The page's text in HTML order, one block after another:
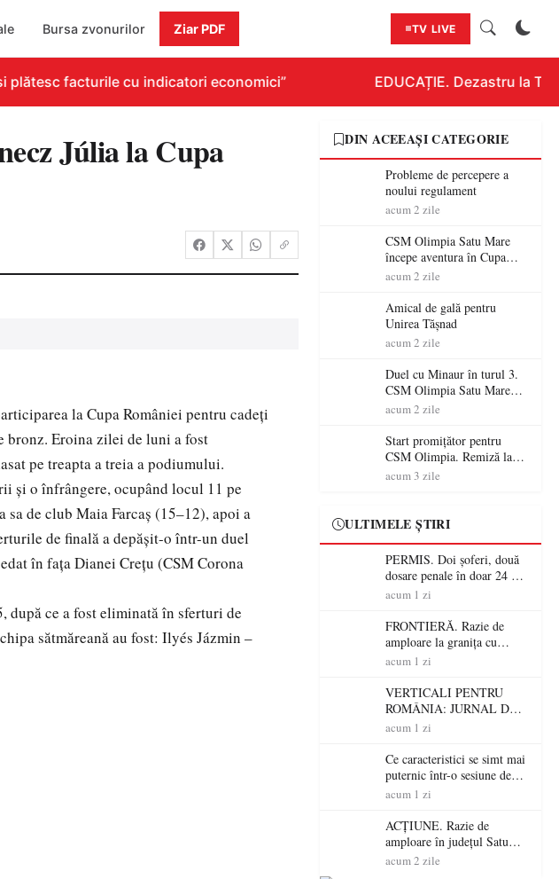
Bursa zvonurilor Ziar PDF TV LIVE
facturile cu indicatori economici” EDUCAȚIE. Dezastru la
Júlia la Cupa
la Cupa României pentru cadeți
bronz. Eroina zilei de luni a fost
pe treapta a treia a podiumului.
și o înfrângere, ocupând locul 11 pe
de club Maia Farcaș (15–12), apoi a
de finală a depășit-o într-un duel
în fața Dianei Crețu (CSM Corona
după ce a fost eliminată în sferturi de
sătmăreană au fost: Ilyés Jázmin –
DIN ACEEAȘI CATEGORIE
Probleme de percepere a
noului regulament
acum 2 zile
CSM Olimpia Satu Mare
începe aventura în Cupa
României la Baia Mare
acum 2 zile
Amical de gală pentru
Unirea Tășnad
acum 2 zile
Duel cu Minaur în turul 3.
CSM Olimpia Satu Mare
începe aventura în Cupa
acum 2 zile
Start promițător pentru
CSM Olimpia. Remiză la
Dumbrăvița în debutul
acum 3 zile
ULTIMELE ȘTIRI
PERMIS. Doi șoferi, două
dosare penale în doar 24 de
ore la Petea! Unul avea
nu a avut niciodată permis
acum 1 zi
FRONTIERĂ. Razie de
amploare la granița cu
Ungaria! 800 de persoane și
verificate
acum 1 zi
VERTICALI PENTRU
ROMÂNIA: JURNAL DE
CĂLĂTORIE FIJET
acum 1 zi
Ce caracteristici se simt mai
puternic într-o sesiune de
distracție la sloturi online:
RTP?
acum 1 zi
ACȚIUNE. Razie de
amploare în județul Satu
Mare! Polițiștii au dat sute
acum 2 zile